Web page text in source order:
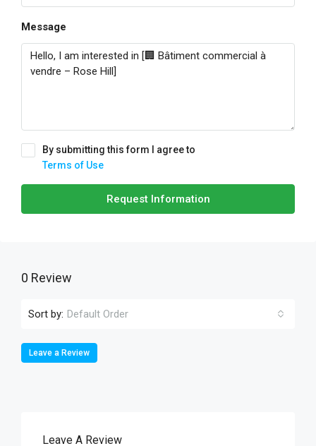
Message
By submitting this form I agree to
Terms of Use
Request Information
0 Review
Sort by: Default Order
Leave a Review
Leave A Review